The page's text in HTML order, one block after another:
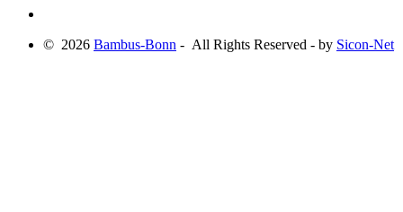
© 2026 Bambus-Bonn - All Rights Reserved - by Sicon-Net